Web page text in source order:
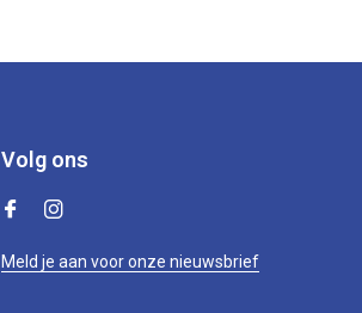
Volg ons
Meld je aan voor onze nieuwsbrief